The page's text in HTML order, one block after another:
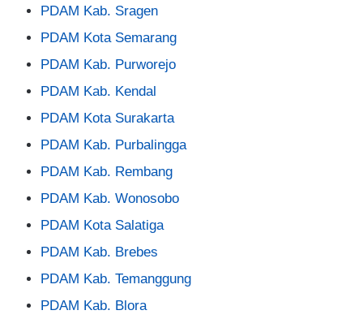
PDAM Kab. Sragen
PDAM Kota Semarang
PDAM Kab. Purworejo
PDAM Kab. Kendal
PDAM Kota Surakarta
PDAM Kab. Purbalingga
PDAM Kab. Rembang
PDAM Kab. Wonosobo
PDAM Kota Salatiga
PDAM Kab. Brebes
PDAM Kab. Temanggung
PDAM Kab. Blora